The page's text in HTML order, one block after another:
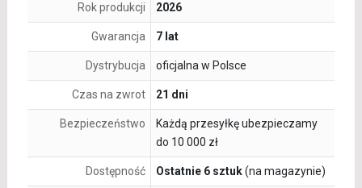
Rok produkcji 2026
Gwarancja 7 lat
Dystrybucja oficjalna w Polsce
Czas na zwrot 21 dni
Bezpieczeństwo
Każdą przesyłkę ubezpieczamy
do 10 000 zł
Dostępność Ostatnie 6 sztuk(na magazynie)